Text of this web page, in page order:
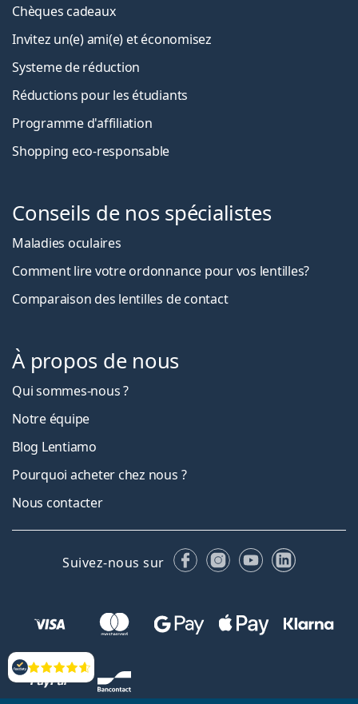
Évaluation
Chèques cadeaux
Invitez un(e) ami(e) et économisez
Systeme de réduction
Réductions pour les étudiants
Programme d'affiliation
Shopping eco-responsable
Conseils de nos spécialistes
Maladies oculaires
Comment lire votre ordonnance pour vos lentilles?
Comparaison des lentilles de contact
À propos de nous
Qui sommes-nous ?
Notre équipe
Blog Lentiamo
Pourquoi acheter chez nous ?
Nous contacter
Suivez-nous sur FacebookInstagram
YouTubeLinkedIn